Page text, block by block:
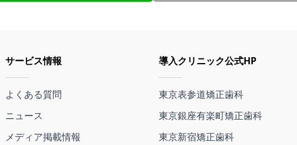
サービス情報
よくある質問
ニュース
メディア掲載情報
導入クリニック公式HP
東京表参道矯正歯科
東京銀座有楽町矯正歯科
東京新宿矯正歯科